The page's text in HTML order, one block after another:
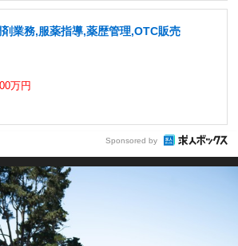
業務,服薬指導,薬歴管理,OTC販売
万円
Sponsored by